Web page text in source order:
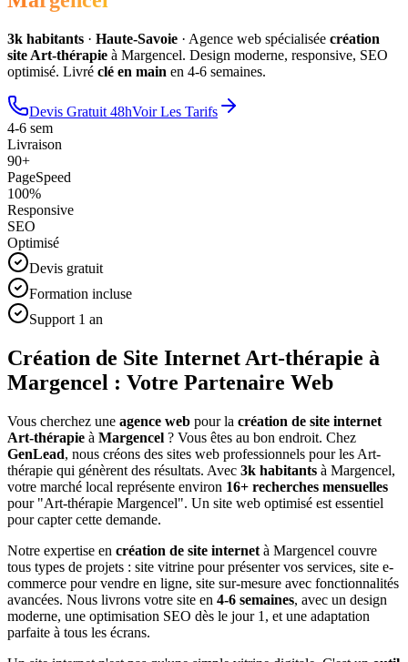
3k habitants · Haute-Savoie · Agence web spécialisée création
site Art-thérapie à Margencel. Design moderne, responsive, SEO
optimisé. Livré clé en main en 4-6 semaines.
Devis Gratuit 48hVoir Les Tarifs
4-6 sem
Livraison
90+
PageSpeed
100%
Responsive
SEO
Optimisé
Devis gratuit
Formation incluse
Support 1 an
Création de Site Internet Art-thérapie à
Margencel : Votre Partenaire Web
Vous cherchez une agence web pour la création de site internet
Art-thérapie à Margencel ? Vous êtes au bon endroit. Chez
GenLead, nous créons des sites web professionnels pour les Art-
thérapie qui génèrent des résultats. Avec 3k habitants à Margencel,
votre marché local représente environ 16+ recherches mensuelles
pour "Art-thérapie Margencel". Un site web optimisé est essentiel
pour capter cette demande.
Notre expertise en création de site internet à Margencel couvre
tous types de projets : site vitrine pour présenter vos services, site e-
commerce pour vendre en ligne, site sur-mesure avec fonctionnalités
avancées. Nous livrons votre site en 4-6 semaines, avec un design
moderne, une optimisation SEO dès le jour 1, et une adaptation
parfaite à tous les écrans.